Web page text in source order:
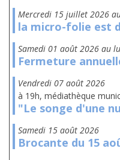
mercredi 15 juillet 2026
la micro-folie est
samedi 01 août 2026 au
Fermeture
vendredi 07 août 2026
à 19h, médiathèque
"Le songe d'une
samedi 15 août 2026
Brocante du 15